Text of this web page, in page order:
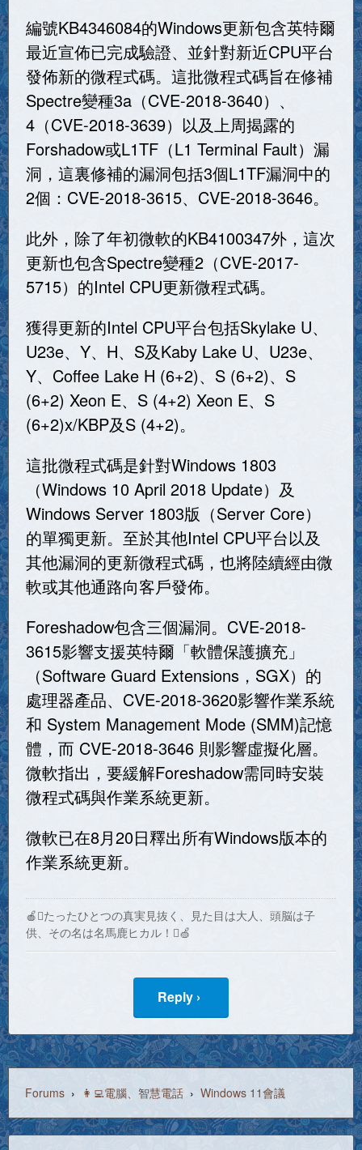
編號KB4346084的Windows更新包含英特爾
最近宣佈已完成驗證、並針對新近CPU平台
發佈新的微程式碼。這批微程式碼旨在修補
Spectre變種3a（CVE-2018-3640）、
4（CVE-2018-3639）以及上周揭露的
Forshadow或L1TF（L1 Terminal Fault）漏
洞，這裏修補的漏洞包括3個L1TF漏洞中的
2個：CVE-2018-3615、CVE-2018-3646。
此外，除了年初微軟的KB4100347外，這次
更新也包含Spectre變種2（CVE-2017-
5715）的Intel CPU更新微程式碼。
獲得更新的Intel CPU平台包括Skylake U、
U23e、Y、H、S及Kaby Lake U、U23e、
Y、Coffee Lake H (6+2)、S (6+2)、S
(6+2) Xeon E、S (4+2) Xeon E、S
(6+2)x/KBP及S (4+2)。
這批微程式碼是針對Windows 1803
（Windows 10 April 2018 Update）及
Windows Server 1803版（Server Core）
的單獨更新。至於其他Intel CPU平台以及
其他漏洞的更新微程式碼，也將陸續經由微
軟或其他通路向客戶發佈。
Foreshadow包含三個漏洞。CVE-2018-
3615影響支援英特爾「軟體保護擴充」
（Software Guard Extensions，SGX）的
處理器產品、CVE-2018-3620影響作業系統
和 System Management Mode (SMM)記憶
體，而 CVE-2018-3646 則影響虛擬化層。
微軟指出，要緩解Foreshadow需同時安裝
微程式碼與作業系統更新。
微軟已在8月20日釋出所有Windows版本的
作業系統更新。
🍎たったひとつの真実見抜く、見た目は大人、頭脳は子
供、その名は名馬鹿ヒカル！🍏
Reply ›
Forums › 👩‍💻電腦、智慧電話 › Windows 11會議